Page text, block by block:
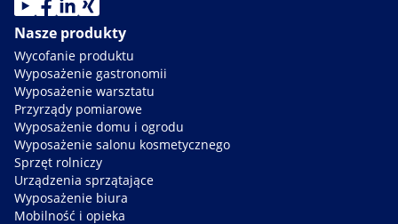
Nasze produkty
Wycofanie produktu
Wyposażenie gastronomii
Wyposażenie warsztatu
Przyrządy pomiarowe
Wyposażenie domu i ogrodu
Wyposażenie salonu kosmetycznego
Sprzęt rolniczy
Urządzenia sprzątające
Wyposażenie biura
Mobilność i opieka